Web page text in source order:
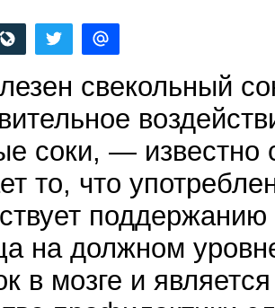
свекольный
соки, — известно
то, что
поддержанию
на должном
в мозге и